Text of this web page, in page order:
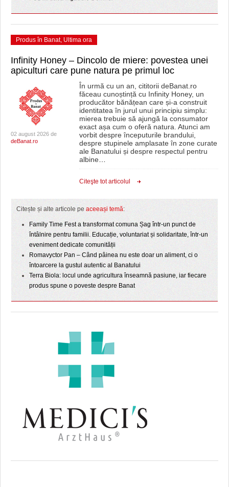
Produs în Banat, Ultima ora
Infinity Honey – Dincolo de miere: povestea unei
apiculturi care pune natura pe primul loc
02 august 2026 de
deBanat.ro
În urmă cu un an, cititorii deBanat.ro
făceau cunoștință cu Infinity Honey, un
producător bănățean care și-a construit
identitatea în jurul unui principiu simplu:
mierea trebuie să ajungă la consumator
exact așa cum o oferă natura. Atunci am
vorbit despre începuturile brandului,
despre stupinele amplasate în zone curate
ale Banatului și despre respectul pentru
albine…
Citeşte tot articolul
Citește și alte articole pe aceeași temă:
Family Time Fest a transformat comuna Șag într-un punct de
întâlnire pentru familii. Educație, voluntariat și solidaritate, într-un
eveniment dedicate comunității
Romavyctor Pan – Când pâinea nu este doar un aliment, ci o
întoarcere la gustul autentic al Banatului
Terra Biola: locul unde agricultura înseamnă pasiune, iar fiecare
produs spune o poveste despre Banat